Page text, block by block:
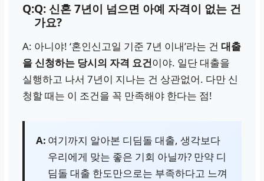
Q: 신혼 7년이 넘으면 아예 자격이 없는 건
가요?
A: 아니야! ‘혼인신고일 기준 7년 이내’라는 건대출
을 신청하는 당시의 자격 요건이야. 일단 대출을
실행하고 나서 7년이 지나는 건 상관없어. 다만 신
청할 때는 이 조건을 꼭 만족해야 한다는 점!
여기까지 알아본 디딤돌 대출, 생각보다
우리에게 맞는 좋은 기회 아닐까? 만약 디
딤돌 대출 한도만으로는 부족하다고 느껴